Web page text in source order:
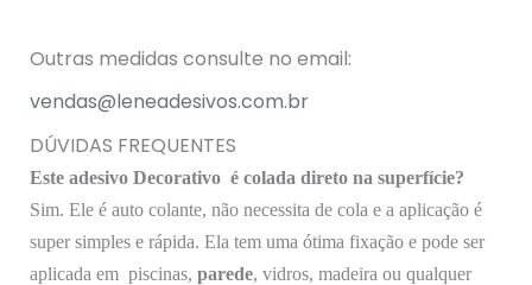
Outras medidas consulte no email:
vendas@leneadesivos.com.br
DÚVIDAS FREQUENTES
Este adesivo Decorativo é colada direto na superfície?
Sim. Ele é auto colante, não necessita de cola e a aplicação é
super simples e rápida. Ela tem uma ótima fixação e pode ser
aplicada em piscinas, parede, vidros, madeira ou qualquer